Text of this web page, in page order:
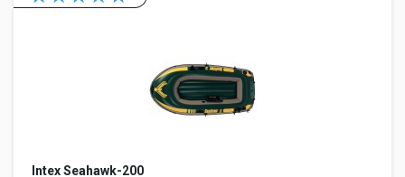
Intex Seahawk-200